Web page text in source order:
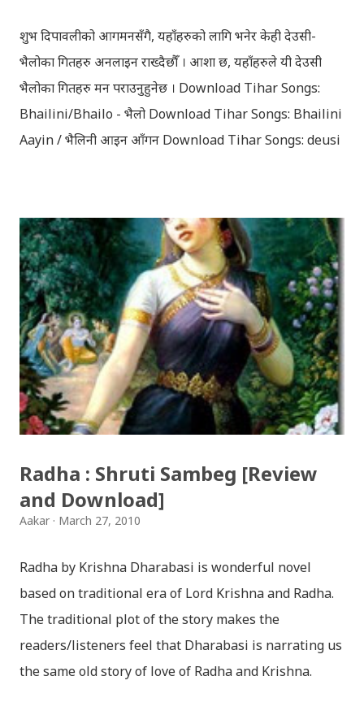
शुभ दिपावलीको आगमनसँगै, यहाँहरुको लागि भनेर केही देउसी-
भैलोका गितहरु अनलाइन राख्दैछौँ । आशा छ, यहाँहरुले यी देउसी
भैलोका गितहरु मन पराउनुहुनेछ । Download Tihar Songs:
Bhailini/Bhailo - भैलो Download Tihar Songs: Bhailini
Aayin / भैलिनी आइन आँगन Download Tihar Songs: deusi
Songs: diyo baali sanjh ko / दियो बाली साँझ को
Download: Tihar Dhun (Deusi,Bhailo)/ तिहार धुन(देउसी
भैलो)- सुरसुधा नोट: यी अपलोड गरिएका गितसंगितहरु व्यावसायिक
प्रायोजनको लागि प्रयोग नगर्न आग्रह गर्दछौँ । इन्टरनेटमा भेटिएका
गितहरुलाई हामीले यहाँ एकै ठाउँमा सजिलोको लागि राखिदिएको मात्र
हौँ । तपाई यदि यी गित संगितको सर्जक हुनुहुन्छ र गित संगित यहाँबाट
हटाउनुपर्ने भए जानकारी गराउनुहोला । फेरी एकपटक शुभ दिपावलीको
हार्दिक मंगलमय शुभकामना व्यक्त गर्दछौँ ।
Radha : Shruti Sambeg [Review
and Download]
Aakar March 27, 2010
Radha by Krishna Dharabasi is wonderful novel
based on traditional era of Lord Krishna and Radha.
The traditional plot of the story makes the
readers/listeners feel that Dharabasi is narrating us
the same old story of love of Radha and Krishna.